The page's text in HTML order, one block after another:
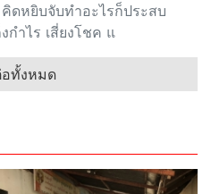
ดหยิบจับทำอะไรก็ประสบ
กำไร เสี่ยงโชค แ
ทั้งหมด